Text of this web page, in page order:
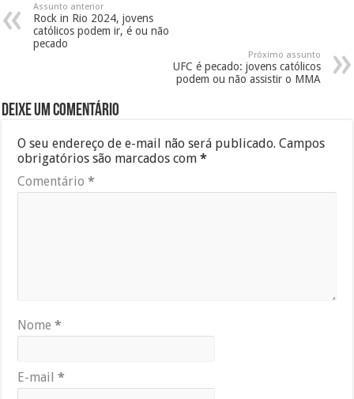
Assunto anterior
Rock in Rio 2024, jovens
católicos podem ir, é ou não
pecado
Próximo assunto
UFC é pecado: jovens católicos
podem ou não assistir o MMA
Deixe um comentário
O seu endereço de e-mail não será publicado. Campos
obrigatórios são marcados com*
Comentário*
Nome*
E-mail*